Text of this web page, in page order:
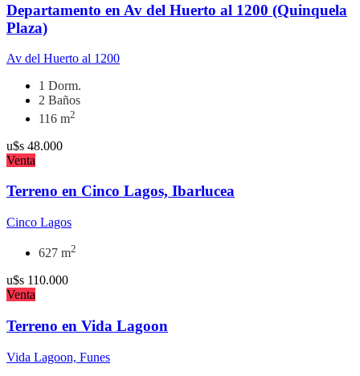
Departamento en Av del Huerto al 1200 (Quinquela
Plaza)
Av del Huerto al 1200
1 Dorm.
2 Baños
116 m2
u$s 48.000
Venta
Terreno en Cinco Lagos, Ibarlucea
Cinco Lagos
627 m2
u$s 110.000
Venta
Terreno en Vida Lagoon
Vida Lagoon, Funes